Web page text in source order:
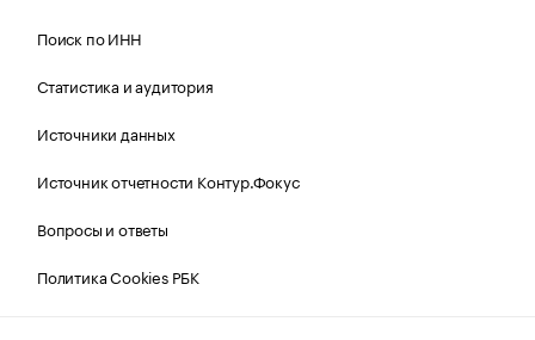
Поиск по ИНН
Статистика и аудитория
Источники данных
Источник отчетности Контур.Фокус
Вопросы и ответы
Политика Cookies РБК